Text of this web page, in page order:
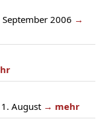
2006 →
August → mehr